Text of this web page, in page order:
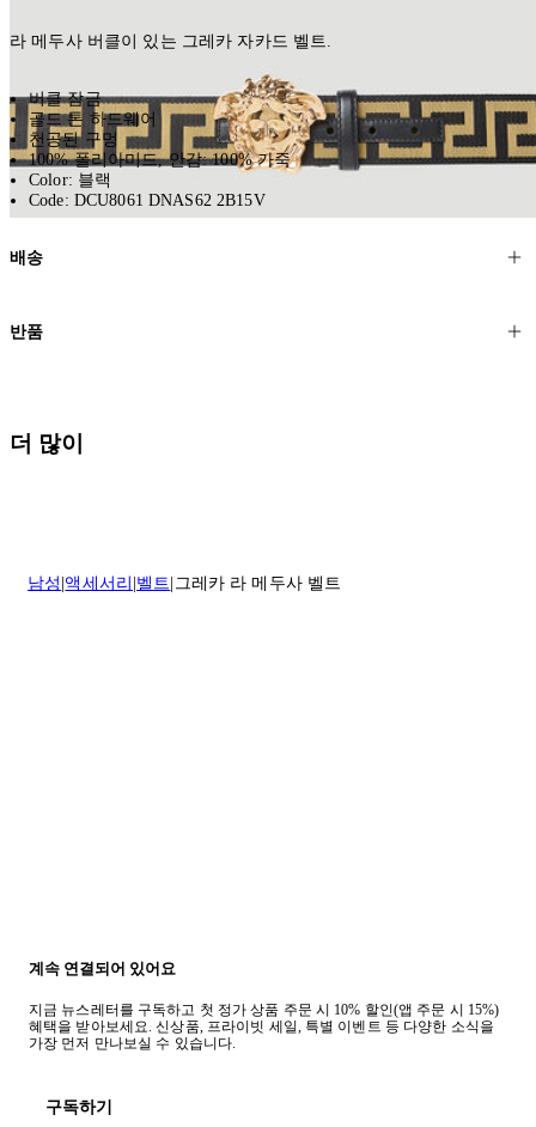
라 메두사 버클이 있는 그레카 자카드 벨트.
버클 잠금
골드 톤 하드웨어
천공된 구멍
100% 폴리아미드, 안감: 100% 가죽
Color: 블랙
Code: DCU8061 DNAS62 2B15V
배송
고객님의 위치에 따라 일반 배송과 익스프레스 배송을 제공합니다.
실 수 있습니다.
반품
배송일로부터 영업일 기준 30일 이내에 접수된 반품에 대해서는 기꺼
이 환불해 드리겠습니다.반품 상품은 원래 상태를 유지하고 반드시
더 많이
남성 액세서리 벨트 그레카 라 메두사 벨트
계속 연결되어 있어요
지금 뉴스레터를 구독하고 첫 정가 상품 주문 시 10% 할인(앱 주문 시 15%)
혜택을 받아보세요. 신상품, 프라이빗 세일, 특별 이벤트 등 다양한 소식을
가장 먼저 만나보실 수 있습니다.
구독하기